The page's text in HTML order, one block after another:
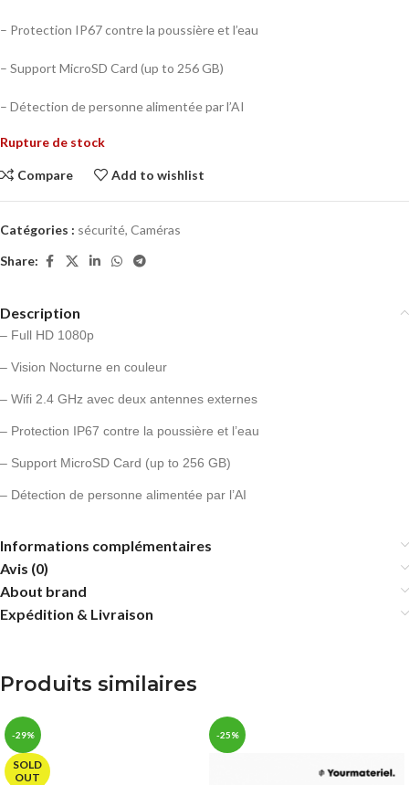
– Protection IP67 contre la poussière et l’eau
– Support MicroSD Card (up to 256 GB)
– Détection de personne alimentée par l’AI
Rupture de stock
Compare Add to wishlist
Catégories : sécurité, Caméras
Share:
Description
– Full HD 1080p
– Vision Nocturne en couleur
– Wifi 2.4 GHz avec deux antennes externes
– Protection IP67 contre la poussière et l’eau
– Support MicroSD Card (up to 256 GB)
– Détection de personne alimentée par l’AI
Informations complémentaires
Avis (0)
About brand
Expédition & Livraison
Produits similaires
-29%
SOLD
OUT
-25%